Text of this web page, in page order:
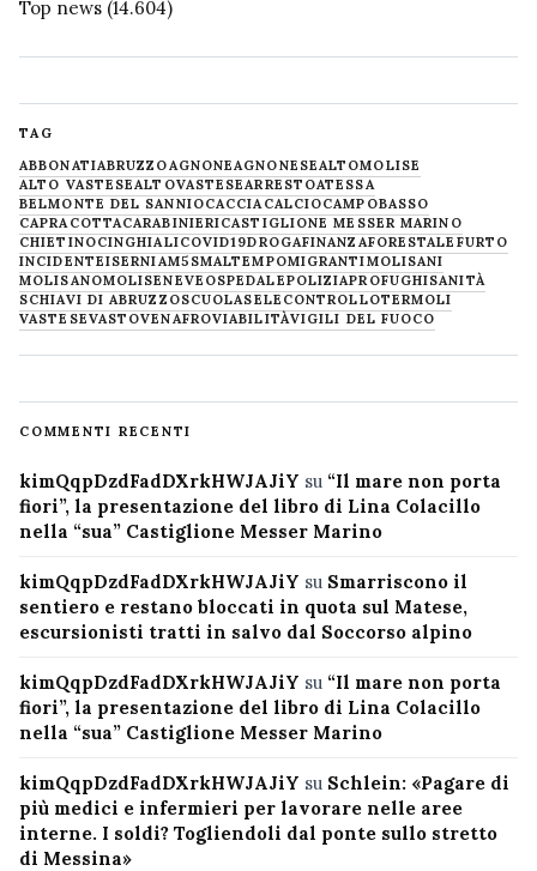
Top news (14.604)
TAG
ABBONATIABRUZZOAGNONEAGNONESEALTOMOLISE
ALTO VASTESEALTOVASTESEARRESTOATESSA
BELMONTE DEL SANNIOCACCIA CALCIOCAMPOBASSO
CAPRACOTTACARABINIERICASTIGLIONE MESSER MARINO
CHIETINOCINGHIALICOVID19DROGAFINANZAFORESTALE FURTO
INCIDENTEISERNIAM5SMALTEMPOMIGRANTIMOLISANI
MOLISANOMOLISENEVE OSPEDALEPOLIZIAPROFUGHISANITÀ
SCHIAVI DI ABRUZZOSCUOLASELECONTROLLOTERMOLI
VASTESEVASTOVENAFROVIABILITÀVIGILI DEL FUOCO
COMMENTI RECENTI
kimQqpDzdFadDXrkHWJAJiY su “Il mare non porta
fiori”, la presentazione del libro di Lina Colacillo
nella “sua” Castiglione Messer Marino
kimQqpDzdFadDXrkHWJAJiY su Smarriscono il
sentiero e restano bloccati in quota sul Matese,
escursionisti tratti in salvo dal Soccorso alpino
kimQqpDzdFadDXrkHWJAJiY su “Il mare non porta
fiori”, la presentazione del libro di Lina Colacillo
nella “sua” Castiglione Messer Marino
kimQqpDzdFadDXrkHWJAJiY su Schlein: «Pagare di
più medici e infermieri per lavorare nelle aree
interne. I soldi? Togliendoli dal ponte sullo stretto
di Messina»